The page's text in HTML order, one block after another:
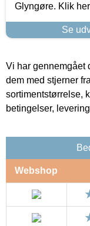
Glyngøre. Klik
Se
Vi har gennemgået
dem med stjerner
sortimentstørrelse,
betingelser,
Webshop